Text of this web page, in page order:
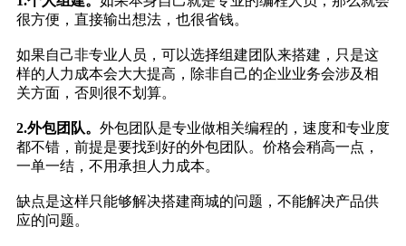
很方便，直接输出想法，也很省钱。
如果自己非专业人员，可以选择组建团队来搭建，只是这
样的人力成本会大大提高，除非自己的企业业务会涉及相
关方面，否则很不划算。
2.外包团队。 外包团队是专业做相关编程的，速度和专业度
都不错，前提是要找到好的外包团队。价格会稍高一点，
一单一结，不用承担人力成本。
缺点是这样只能够解决搭建商城的问题，不能解决产品供
应的问题。